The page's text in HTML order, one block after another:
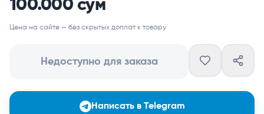
100.000 сум
Цена на сайте — без скрытых доплат к товару
Недоступно для заказа
Написать в Telegram